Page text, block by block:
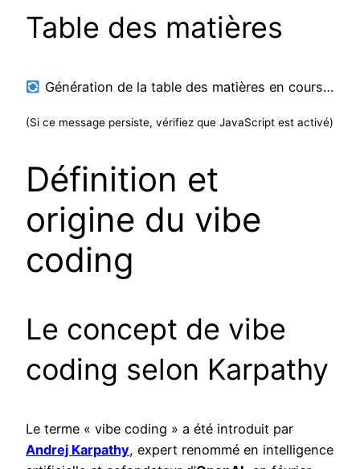
Table des matières
Génération de la table des matières en cours…
(Si ce message persiste, vérifiez que JavaScript est activé)
Définition et
origine du vibe
coding
Le concept de vibe
coding selon Karpathy
Le terme « vibe coding » a été introduit par
Andrej Karpathy, expert renommé en intelligence